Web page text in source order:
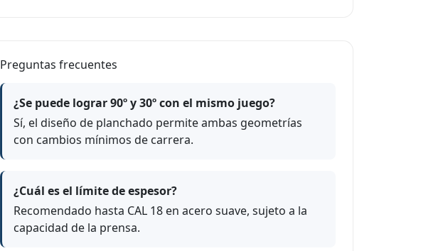
Preguntas frecuentes
¿Se puede lograr 90º y 30º con el mismo juego?
Sí, el diseño de planchado permite ambas geometrías
con cambios mínimos de carrera.
¿Cuál es el límite de espesor?
Recomendado hasta CAL 18 en acero suave, sujeto a la
capacidad de la prensa.